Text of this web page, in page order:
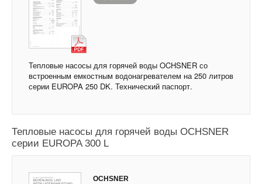
Тепловые насосы для горячей воды OCHSNER со
встроенным емкостным водонагревателем на 250 литров
серии EUROPA 250 DK. Технический паспорт.
Тепловые насосы для горячей воды OCHSNER
серии EUROPA 300 L
OCHSNER